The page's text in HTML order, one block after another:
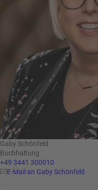
Gaby Schönfeld
Buchhaltung
+49 3441 300010
E-Mail an Gaby Schönfeld